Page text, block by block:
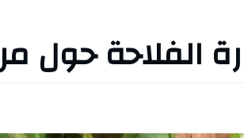
الفلاحة حول